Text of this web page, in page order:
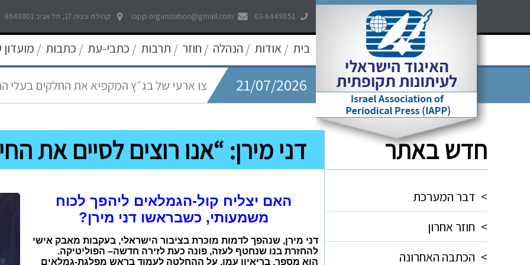
03-6449851
iapp.organization@gmail.com קהילת ונציה 17, תל אביב 6940001
בית / אודות / הנהלה / חוזר / תרבות / כתבי-עת / כתבות / מועדון
21/07/2026 לאפשר דיווח פתוח וחופשי לכל אמצעי
21/07/2026 צו ארעי של בג״ץ המקפיא את החלקים בעלי
החדש 05/07/2026 עוד קו אדום נחצה - פגיעה באולפני חדשות
22/05/2026 פסיקה היסטורית של בית המשפט העליון
09/05/2026 שאגת הארי - המלחמה על הפיצויים לעצמאים
חדש באתר
> דבר המערכת
> חוזר אחרון
> הכתבה האחרונה
דני מירן: “אנו רוצים לסיים את
האם יצליח קול-הגמלאים ליהפך לכוח
משמעותי, כשבראשו דני מירן?
דני מירן, שנהפך לדמות מוכּרת בציבור הישראלי, בעקבות מאבק אישי
להחזרת בנו שנחטף לעזה, פונה כעת לזירה חדשה– הפוליטיקה.
הוא מספר, בריאיון עמו, על ההחלטה לעמוד בראש מפלגת-גמלאים